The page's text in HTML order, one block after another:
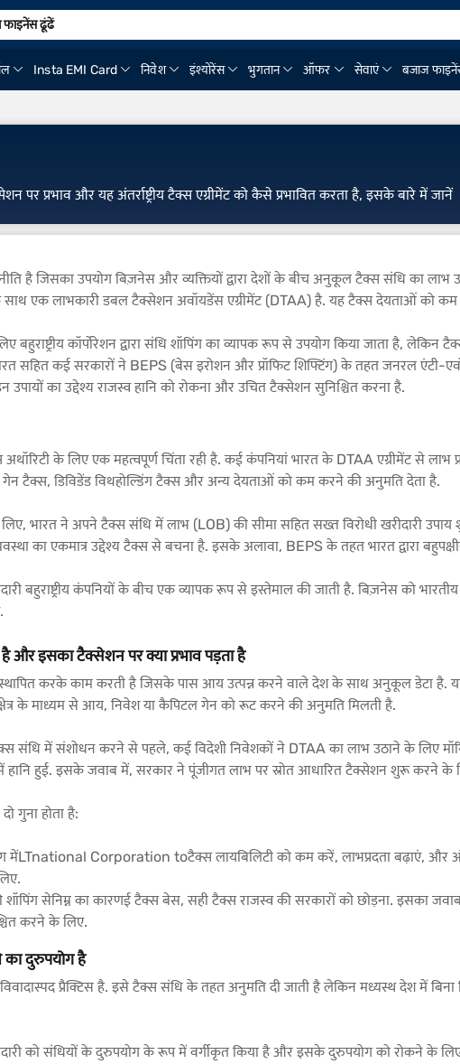
Insta EMI Card निवेश इंश्योरेंस भुगतान ऑफर सेवाएं बजाज
पर प्रभाव और यह अंतर्राष्ट्रीय टैक्स एग्रीमेंट को कैसे प्रभावित करता है, इसके बारे में जानें
है जिसका उपयोग बिज़नेस और व्यक्तियों द्वारा देशों के बीच अनुकूल टैक्स संधि का
एक लाभकारी डबल टैक्सेशन अवॉयडेंस एग्रीमेंट (DTAA) है. यह टैक्स देयताओं को कम
बहुराष्ट्रीय कॉर्पोरेशन द्वारा संधि शॉपिंग का व्यापक रूप से उपयोग किया जाता है,
सहित कई सरकारों ने BEPS (बेस इरोशन और प्रॉफिट शिफ्टिंग) के तहत जनरल
का उद्देश्य राजस्व हानि को रोकना और उचित टैक्सेशन सुनिश्चित करना है.
अथॉरिटी के लिए एक महत्वपूर्ण चिंता रही है. कई कंपनियां भारत के DTAA एग्रीमेंट से लाभ
गेन टैक्स, डिविडेंड विथहोल्डिंग टैक्स और अन्य देयताओं को कम करने की अनुमति देता है.
भारत ने अपने टैक्स संधि में लाभ (LOB) की सीमा सहित सख्त विरोधी खरीदारी
का एकमात्र उद्देश्य टैक्स से बचना है. इसके अलावा, BEPS के तहत भारत द्वारा
बहुराष्ट्रीय कंपनियों के बीच एक व्यापक रूप से इस्तेमाल की जाती है. बिज़नेस को
और इसका टैक्सेशन पर क्या प्रभाव पड़ता है
करके काम करती है जिसके पास आय उत्पन्न करने वाले देश के साथ अनुकूल डेटा है.
के माध्यम से आय, निवेश या कैपिटल गेन को रूट करने की अनुमति मिलती है.
संधि में संशोधन करने से पहले, कई विदेशी निवेशकों ने DTAA का लाभ उठाने के लिए
हुई. इसके जवाब में, सरकार ने पूंजीगत लाभ पर स्रोत आधारित टैक्सेशन शुरू करने के
गुना होता है:
मेंLTnational Corporation toटैक्स लायबिलिटी को कम करें, लाभप्रदता बढ़ाएं, और
शॉपिंग सेनिम्न का कारणई टैक्स बेस, सही टैक्स राजस्व की सरकारों को छोड़ना. इसका
करने के लिए.
का दुरुपयोग है
विवादास्पद प्रैक्टिस है. इसे टैक्स संधि के तहत अनुमति दी जाती है लेकिन मध्यस्थ देश में
को संधियों के दुरुपयोग के रूप में वर्गीकृत किया है और इसके दुरुपयोग को रोकने के